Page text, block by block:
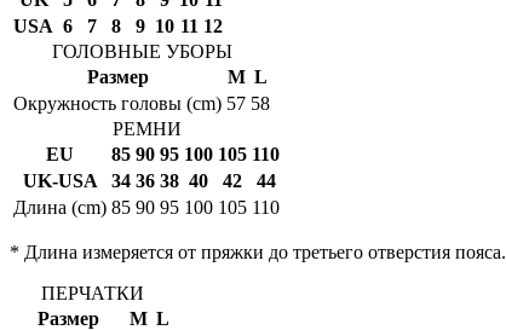
USA 6 7 8 9 10 11 12
ГОЛОВНЫЕ УБОРЫ
Размер
M L
Окружность головы (cm) 57 58
РЕМНИ
EU
85 90 95 100 105 110
UK-USA
34 36 38 40 42
44
Длина (cm) 85 90 95 100 105 110
* Длина измеряется от пряжки до третьего отверстия пояса.
ПЕРЧАТКИ
Размер
M L